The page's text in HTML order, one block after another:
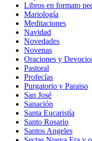
Libros en formato
Mariología
Meditaciones
Navidad
Novedades
Novenas
Oraciones y
Pastoral
Profecías
Purgatorio y Paraiso
San José
Sanación
Santa Eucaristía
Santo Rosario
Santos Angeles